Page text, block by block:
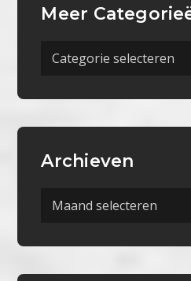
Meer
Meer
Archieven
Archieven